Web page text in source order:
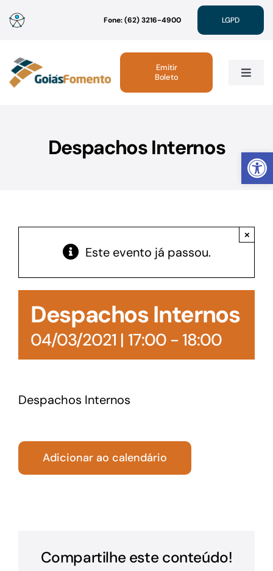
Abrir
para
conteúdo
Fone: (62) 3216-4900 LGPD
Toggle
Linhas de Crédito
Acesso à Informação
Emitir
Boleto
Despachos Internos
Este evento já passou.
×
Despachos Internos
04/03/2021 | 17:00- 18:00
Despachos Internos
Adicionar ao calendário
Compartilhe este conteúdo!